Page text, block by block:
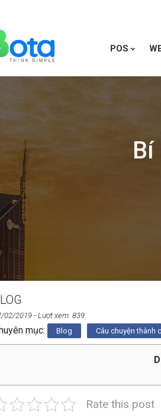
POS
02/2019- Lượt xem: 839
mục: Blog Câu chuyện thành
Rate this post